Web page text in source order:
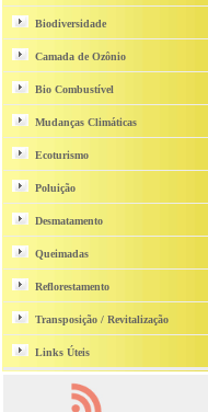
Biodiversidade
Camada de Ozônio
Bio Combustível
Mudanças Climáticas
Ecoturismo
Poluição
Desmatamento
Queimadas
Reflorestamento
Transposição / Revitalização
Links Úteis